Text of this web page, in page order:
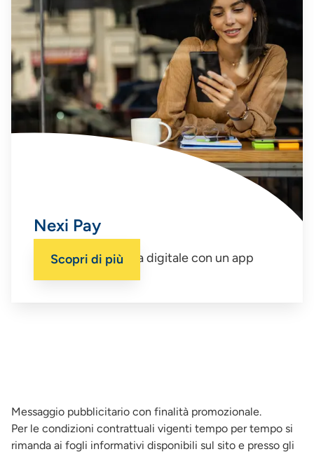
Nexi Pay
La tua carta diventa digitale con un app
Scopri di più
Messaggio pubblicitario con finalità promozionale.
Per le condizioni contrattuali vigenti tempo per tempo si
rimanda ai fogli informativi disponibili sul sito e presso gli